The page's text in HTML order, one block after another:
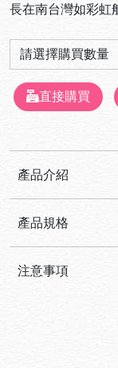
長在南台灣如彩虹
直接購買
產品介紹
【商品特色】
農園當起假日農夫，
產品規格
注意事項